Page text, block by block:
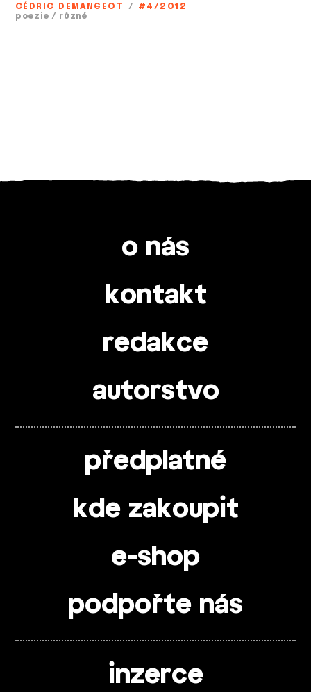
CÉDRIC DEMANGEOT / #4/2012
poezie / různé
o nás
kontakt
redakce
autorstvo
předplatné
kde zakoupit
e-shop
podpořte nás
inzerce